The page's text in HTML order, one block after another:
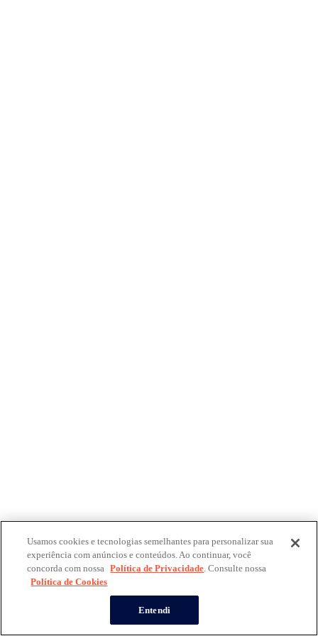
Usamos cookies e tecnologias semelhantes para personalizar sua
experiência com anúncios e conteúdos. Ao continuar, você
concorda com nossa Política de Privacidade. Consulte nossa
Política de Cookies
Entendi